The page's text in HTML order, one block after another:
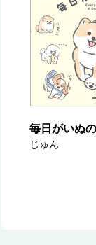
毎日がいぬ
じゅん